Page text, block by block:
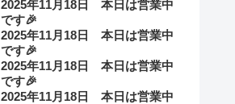
2025年11月18日 本日は営業中
です🎉
2025年11月18日 本日は営業中
です🎉
2025年11月18日 本日は営業中
です🎉
2025年11月18日 本日は営業中